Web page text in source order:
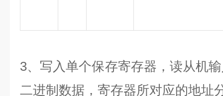
3、写入单个保存寄存器，读从机
二进制数据，寄存器所对应的地址